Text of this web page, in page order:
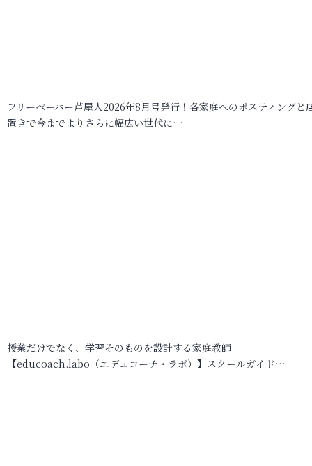
フリーペーパー芦屋人2026年8月号発行！各家庭へのポスティングと
置きで今までよりさらに幅広い世代に…
授業だけでなく、学習そのものを設計する家庭教師
【educoach.labo（エデュコーチ・ラボ）】スクールガイド…